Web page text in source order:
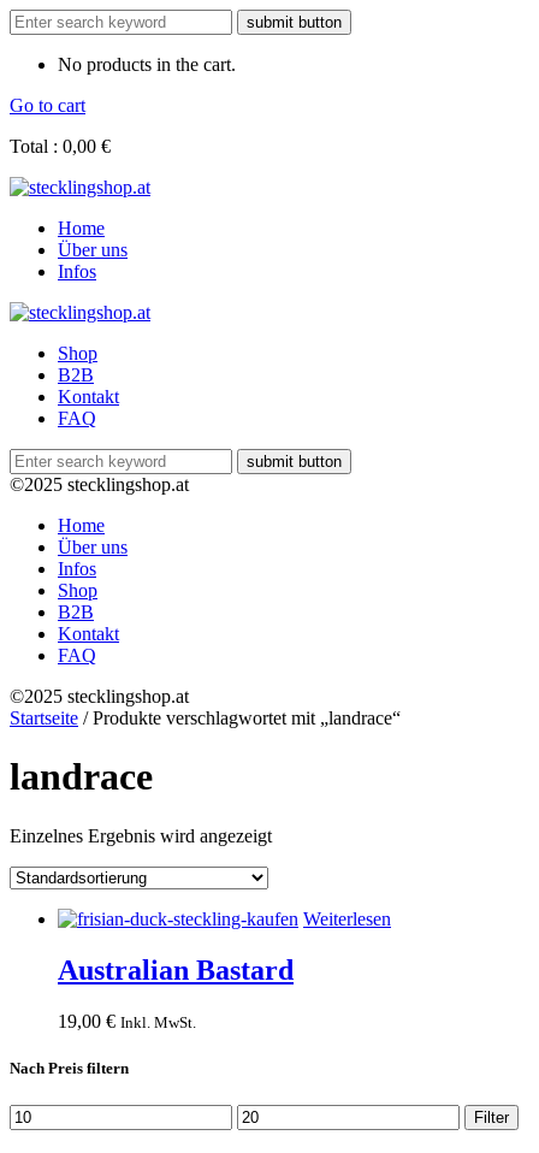
No products in the cart.
Go to cart
Total : 0,00 €
Home
Über uns
Infos
Shop
B2B
Kontakt
FAQ
©2025 stecklingshop.at
Home
Über uns
Infos
Shop
B2B
Kontakt
FAQ
©2025 stecklingshop.at
Startseite / Produkte verschlagwortet mit „landrace“
landrace
Einzelnes Ergebnis wird angezeigt
Weiterlesen
Australian Bastard
19,00 € Inkl. MwSt.
Nach Preis filtern
Min.
Preis
Max.
Preis
Filter